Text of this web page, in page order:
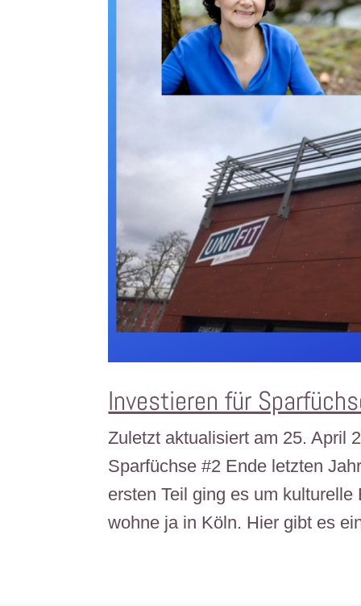
Investieren für
Zuletzt aktualisiert am 25. April
Sparfüchse #2 Ende letzten
ersten Teil ging es um
wohne ja in Köln. Hier gibt es